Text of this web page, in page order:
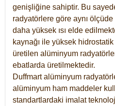
genişliğine sahiptir. Bu
radyatörlere göre aynı
daha yüksek ısı elde
kaynağı ile yüksek hidrostatik
üretilen alüminyum
ebatlarda üretilmektedir.
Duffmart alüminyum
alüminyum ham maddeler
standartlardaki imalat